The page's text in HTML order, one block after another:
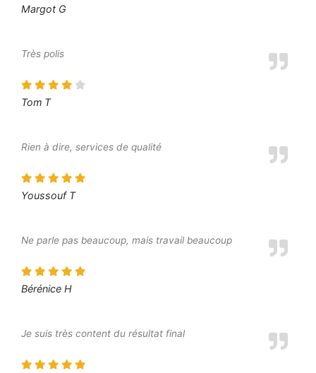
Margot G
Très polis
Tom T
Rien à dire, services de qualité
Youssouf T
Ne parle pas beaucoup, mais travail beaucoup
Bérénice H
Je suis très content du résultat final